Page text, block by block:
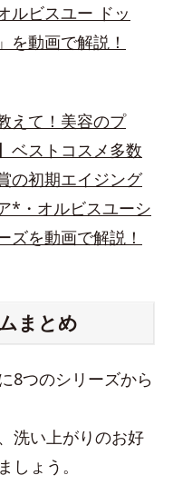
ルビスユー ドッ
を動画で解説！
教えて！美容のプ
ベストコスメ多数
の初期エイジング
*・オルビスユーシ
ズを動画で解説！
まとめ
8つのシリーズから
洗い上がりのお好
しょう。